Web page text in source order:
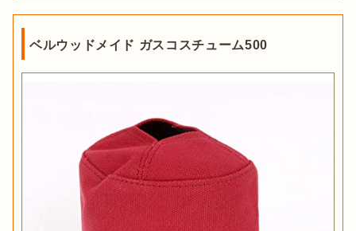
ベルウッドメイド ガスコスチューム500